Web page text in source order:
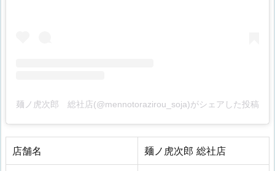
麺ノ虎次郎 総社店(@mennotorazirou_soja)がシェアした投稿
店舗名 麺ノ虎次郎 総社店